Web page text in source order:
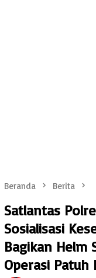
Beranda Berita
Satlantas
Sosialisasi
Bagikan Helm
Operasi Patuh